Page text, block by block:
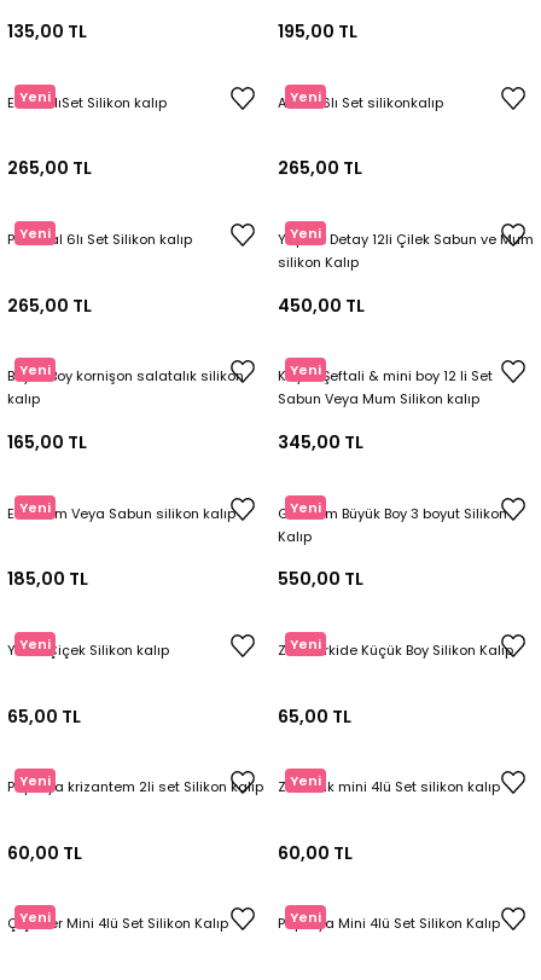
135,00 TL 195,00 TL
Yeni
Elma 6lıSet Silikon kalıp
265,00 TL
Yeni
Armut 6lı Set silikonkalıp
265,00 TL
Yeni
Portakal 6lı Set Silikon kalıp
265,00 TL
Yeni
Yaprak Detay 12li Çilek Sabun ve Mum
silikon Kalıp
450,00 TL
Yeni
Büyük Boy kornişon salatalık silikon
kalıp
165,00 TL
Yeni
Kayısı Şeftali & mini boy 12 li Set
Sabun Veya Mum Silikon kalıp
345,00 TL
Yeni
Erik Mum Veya Sabun silikon kalıp
185,00 TL
Yeni
Gül Mum Büyük Boy 3 boyut Silikon
Kalıp
550,00 TL
Yeni
Yıldız Çiçek Silikon kalıp
65,00 TL
Yeni
Zarif Orkide Küçük Boy Silikon Kalıp
65,00 TL
Yeni
Papatya krizantem 2li set Silikon kalıp
60,00 TL
Yeni
Zambak mini 4lü Set silikon kalıp
60,00 TL
Yeni
Çiçekler Mini 4lü Set Silikon Kalıp Yeni
Papatya Mini 4lü Set Silikon Kalıp